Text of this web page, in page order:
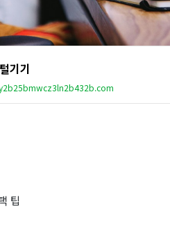
기기
팁